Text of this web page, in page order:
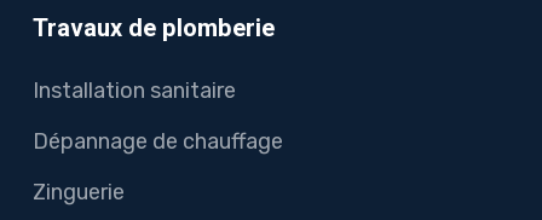
Travaux de plomberie
Installation sanitaire
Dépannage de chauffage
Zinguerie